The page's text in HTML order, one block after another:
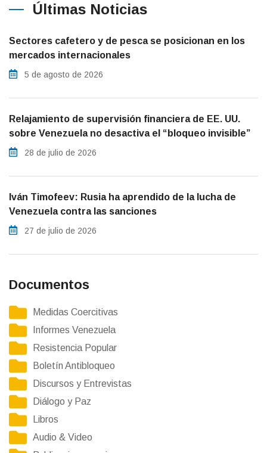
Últimas Noticias
Sectores cafetero y de pesca se posicionan en los
mercados internacionales
5 de agosto de 2026
Relajamiento de supervisión financiera de EE. UU.
sobre Venezuela no desactiva el “bloqueo invisible”
28 de julio de 2026
Iván Timofeev: Rusia ha aprendido de la lucha de
Venezuela contra las sanciones
27 de julio de 2026
Documentos
Medidas Coercitivas
Informes Venezuela
Resistencia Popular
Boletín Antibloqueo
Discursos y Entrevistas
Diálogo y Paz
Libros
Audio & Video